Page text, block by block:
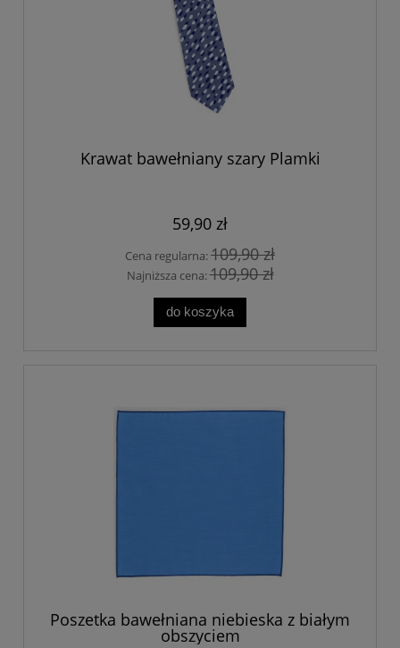
Krawat bawełniany szary Plamki
59,90 zł
Cena regularna:109,90 zł
Najniższa cena:109,90 zł
do koszyka
Poszetka bawełniana niebieska z białym
obszyciem